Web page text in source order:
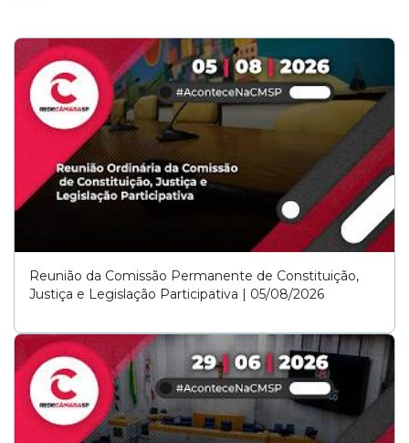
Reunião da Comissão Permanente de Constituição,
Justiça e Legislação Participativa | 05/08/2026